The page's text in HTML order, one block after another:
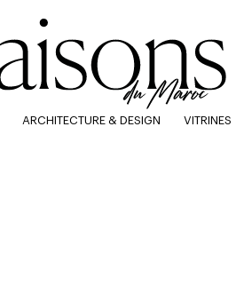
ARCHITECTURE & DESIGN VITRINES